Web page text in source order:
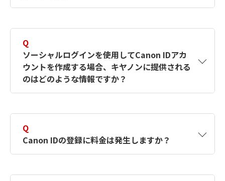
す。詳しい作成方法は【カメラ】Canon IDとは
何ですか？Canon IDの作成方法は？をご確認く
ださい。
Q
ソーシャルログインを使用してCanon IDアカ
ウントを作成する場合、キヤノンに提供される
のはどのような情報ですか？
択したサービスから取得します。アカウントを
簡単に作成できるように、この情報を使用して
Canon IDの登録フォームを入力します。
Q
Canon IDの登録に料金は発生しますか？